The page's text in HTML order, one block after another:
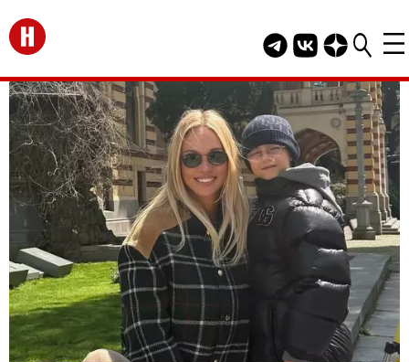
Перейти на главную
Telegram канал
Группа HELLO
Канал